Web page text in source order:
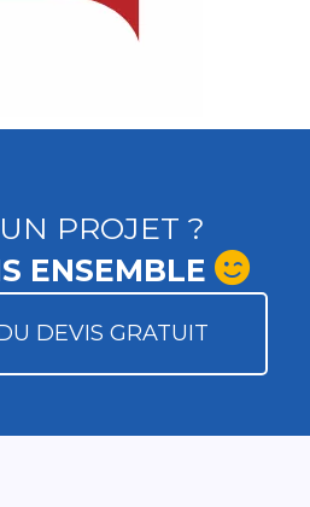
PROJET ?
ENSEMBLE
DEVIS GRATUIT